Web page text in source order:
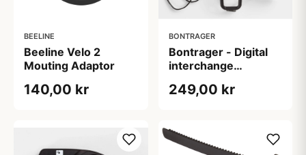
BEELINE
Beeline Velo 2
Mouting Adaptor
140,00 kr
BONTRAGER
Bontrager - Digital
interchange
249,00 kr